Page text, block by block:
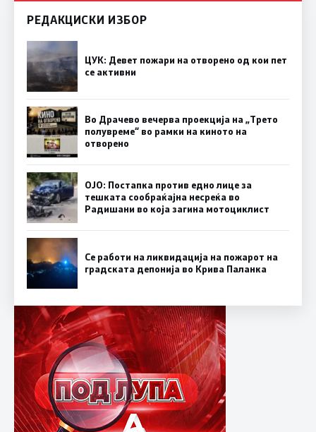
РЕДАКЦИСКИ ИЗБОР
ЦУК: Девет пожари на отворено од кои пет
се активни
Во Драчево вечерва проекција на „Трето
полувреме“ во рамки на киното на
отворено
ОЈО: Постапка против едно лице за
тешката сообраќајна несреќа во
Радишани во која загина мотоциклист
Се работи на ликвидација на пожарот на
градската депонија во Крива Паланка